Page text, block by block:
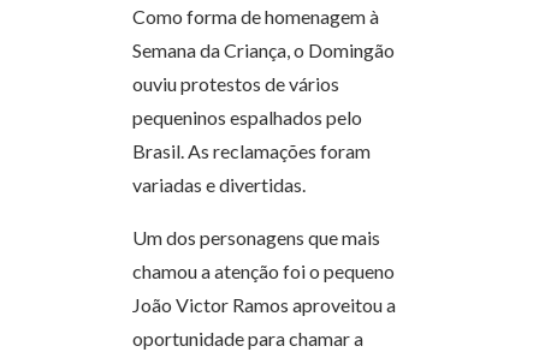
Como forma de homenagem à
Semana da Criança, o Domingão
ouviu protestos de vários
pequeninos espalhados pelo
Brasil. As reclamações foram
variadas e divertidas.
Um dos personagens que mais
chamou a atenção foi o pequeno
João Victor Ramos aproveitou a
oportunidade para chamar a